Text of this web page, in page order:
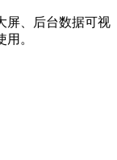
屏、后台数据可视
。